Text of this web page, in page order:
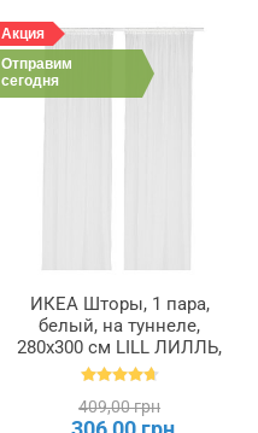
Акция
Отправим
сегодня
ИКЕА Шторы, 1 пара,
белый, на туннеле,
280x300 см LILL ЛИЛЛЬ,
100.702.62
409,00 грн